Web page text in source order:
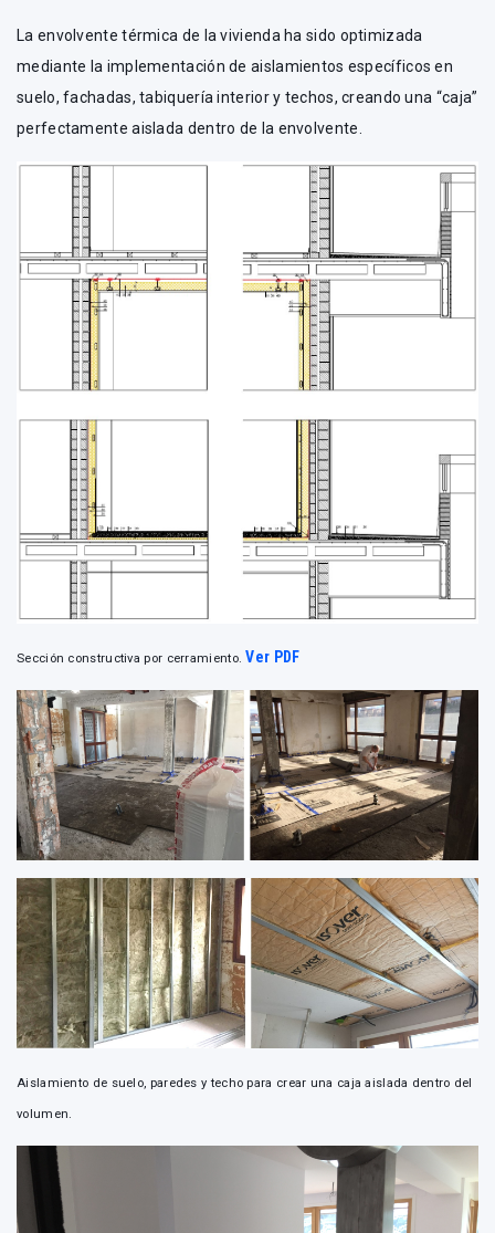
La envolvente térmica de la vivienda ha sido optimizada
mediante la implementación de aislamientos específicos en
suelo, fachadas, tabiquería interior y techos, creando una “caja”
perfectamente aislada dentro de la envolvente.
Sección constructiva por cerramiento. Ver PDF
Aislamiento de suelo, paredes y techo para crear una caja aislada dentro del
volumen.